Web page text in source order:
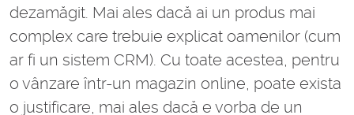
dezamăgit. Mai ales dacă ai un produs mai
complex care trebuie explicat oamenilor (cum
ar fi un sistem CRM). Cu toate acestea, pentru
o vânzare într-un magazin online, poate exista
o justificare, mai ales dacă e vorba de un